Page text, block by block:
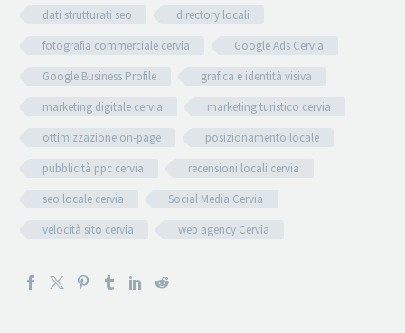
dati strutturati seo
directory locali
fotografia commerciale cervia
Google Ads Cervia
Google Business Profile
grafica e identità visiva
marketing digitale cervia
marketing turistico cervia
ottimizzazione on-page
posizionamento locale
pubblicità ppc cervia
recensioni locali cervia
seo locale cervia
Social Media Cervia
velocità sito cervia
web agency Cervia